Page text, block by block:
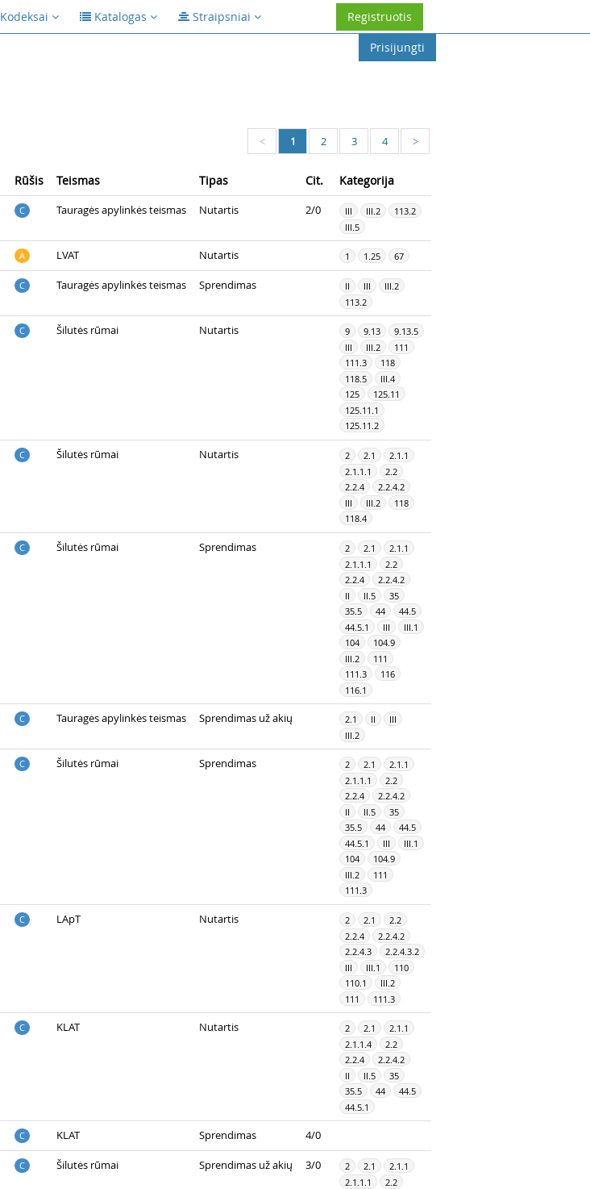
Kodeksai Katalogas Straipsniai
Registruotis
Prisijungti
< 1 2 3 4 >
Rūšis Teismas Tipas Cit. Kategorija
C Tauragės apylinkės teismas Nutartis 2/0 III III.2
113.2
III.5
A LVAT Nutartis 1 1.25 67
C Tauragės apylinkės teismas Sprendimas II III
III.2
113.2
C Šilutės rūmai Nutartis 9 9.13
9.13.5
III
III.2
111
111.3
118
118.5
III.4
125
125.11
125.11.1
125.11.2
C Šilutės rūmai Nutartis 2 2.1
2.1.1
2.1.1.1
2.2
2.2.4
2.2.4.2
III
III.2
118
118.4
C Šilutės rūmai Sprendimas 2 2.1
2.1.1
2.1.1.1
2.2
2.2.4
2.2.4.2
II
II.5
35
35.5
44
44.5
44.5.1
III
III.1
104
104.9
III.2
111
111.3
116
116.1
C Tauragės apylinkės teismas Sprendimas už akių 2.1 II
III
III.2
C Šilutės rūmai Sprendimas 2 2.1
2.1.1
2.1.1.1
2.2
2.2.4
2.2.4.2
II
II.5
35
35.5
44
44.5
44.5.1
III
III.1
104
104.9
III.2
111
111.3
C LApT Nutartis 2 2.1
2.2
2.2.4
2.2.4.2
2.2.4.3
2.2.4.3.2
III
III.1
110
110.1
III.2
111
111.3
C KLAT Nutartis 2 2.1
2.1.1
2.1.1.4
2.2
2.2.4
2.2.4.2
II
II.5
35
35.5
44
44.5
44.5.1
C KLAT Sprendimas 4/0
C Šilutės rūmai Sprendimas už akių 3/0 2 2.1
2.1.1
2.1.1.1
2.2